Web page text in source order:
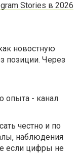
Stories в 2026
новостную
позиции. Через
опыта - канал
честно и по
наблюдения
если цифры не